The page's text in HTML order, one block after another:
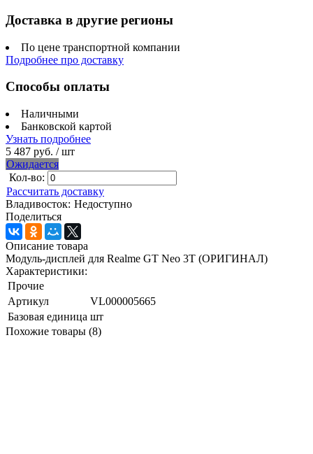
Доставка в другие регионы
По цене транспортной компании
Подробнее про доставку
Способы оплаты
Наличными
Банковской картой
Узнать подробнее
5 487 руб. / шт
Ожидается
Кол-во:
Рассчитать доставку
Владивосток: Недоступно
Поделиться
Описание товара
Модуль-дисплей для Realme GT Neo 3T (ОРИГИНАЛ)
Характеристики:
Прочие
Артикул
VL000005665
Базовая единица шт
Похожие товары (8)